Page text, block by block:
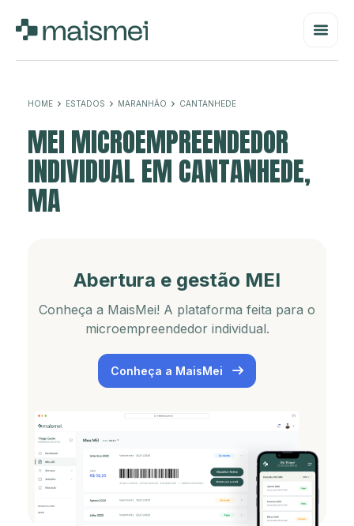
HOME ESTADOS MARANHÃO CANTANHEDE
MEI MICROEMPREENDEDOR
INDIVIDUAL EM CANTANHEDE,
MA
Abertura e gestão MEI
Conheça a MaisMei! A plataforma feita para o
microempreendedor individual.
Conheça a MaisMei